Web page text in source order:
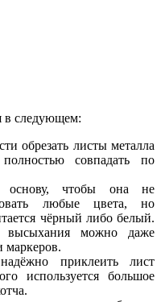
в следующем:
обрезать листы металла
совпадать по
основу, чтобы она не
любые цвета, но
чёрный либо белый.
высыхания можно даже
маркеров.
приклеить лист
используется большое